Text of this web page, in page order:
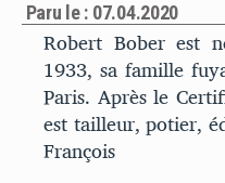
Paru le : 07.04.2020
Robert Bober est
1933, sa famille
Paris. Après le
est tailleur, potier,
François